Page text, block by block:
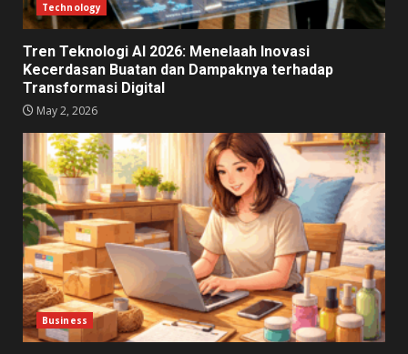
Technology
Tren Teknologi AI 2026: Menelaah Inovasi
Kecerdasan Buatan dan Dampaknya terhadap
Transformasi Digital
May 2, 2026
Business